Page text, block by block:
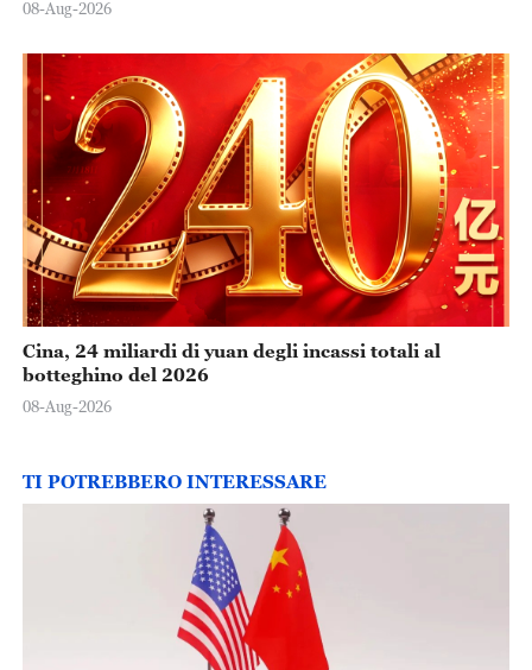
08-Aug-2026
Cina, 24 miliardi di yuan degli incassi totali al
botteghino del 2026
08-Aug-2026
TI POTREBBERO INTERESSARE